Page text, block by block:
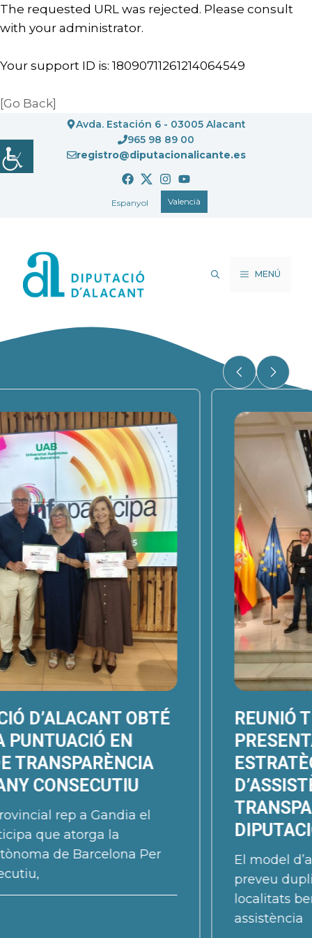
The requested URL was rejected. Please consult
with your administrator.
Your support ID is: 18090711261214064549
[Go Back]
al
contingut
Avda. Estación 6 - 03005 Alacant
965 98 89 00
registro@diputacionalicante.es
Espanyol Valencià
MENÚ
REUNIÓ TÈCNICA PER A
PRESENTAR LES LÍNIES
ESTRATÈGIQUES DEL MODEL
D’ASSISTÈNCIA EN
TRANSPARÈNCIA DE LA
DIPUTACIÓ
El model d’assistència de la Diputació
preveu duplicar per a 2026 el nombre de
localitats beneficiàries de la seva